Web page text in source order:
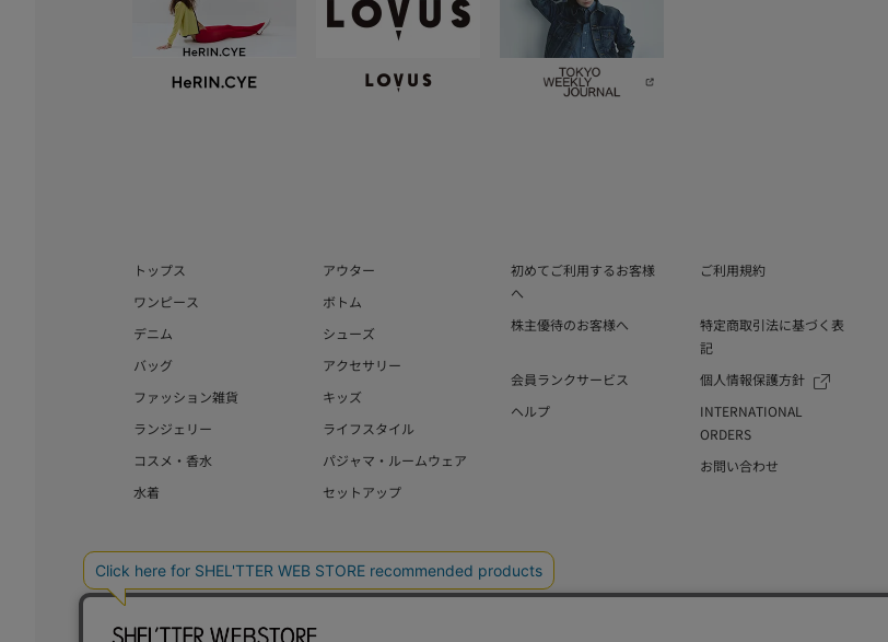
トップス
アウター
ワンピース
ボトム
デニム
シューズ
バッグ
アクセサリー
ファッション雑貨
キッズ
ランジェリー
ライフスタイル
コスメ・香水
パジャマ・ルームウェア
水着
セットアップ
初めてご利用するお客様
へ
ご利用規約
株主優待のお客様へ
特定商取引法に基づく表
記
会員ランクサービス
個人情報保護方針
ヘルプ
INTERNATIONAL
ORDERS
お問い合わせ